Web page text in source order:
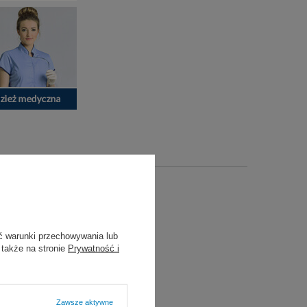
(BD)
warunki przechowywania lub
na stronie Prywatność i
Zawsze aktywne